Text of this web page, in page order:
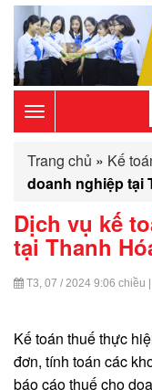
Toggle
navigation
Trang chủ » Kế
doanh nghiệp tại
Dịch vụ kế
tại Thanh
T3, 07 / 2024 9:06 chiều |
Kế toán thuế thực
đơn, tính toán các
báo cáo thuế cho